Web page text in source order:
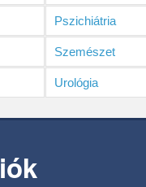
Pszichiátria
Szemészet
Urológia